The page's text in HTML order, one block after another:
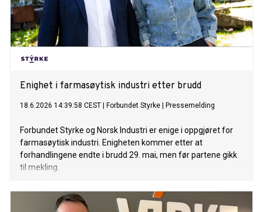
Enighet i farmasøytisk industri etter brudd
18.6.2026 14:39:58 CEST Forbundet Styrke Pressemelding
Forbundet Styrke og Norsk Industri er enige i oppgjøret for
farmasøytisk industri. Enigheten kommer etter at
forhandlingene endte i brudd 29. mai, men før partene gikk
til mekling.